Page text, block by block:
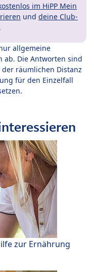
im HiPP Mein
und deine Club-
allgemeine
ab. Die Antworten sind
räumlichen Distanz
für den Einzelfall
zur Ernährung